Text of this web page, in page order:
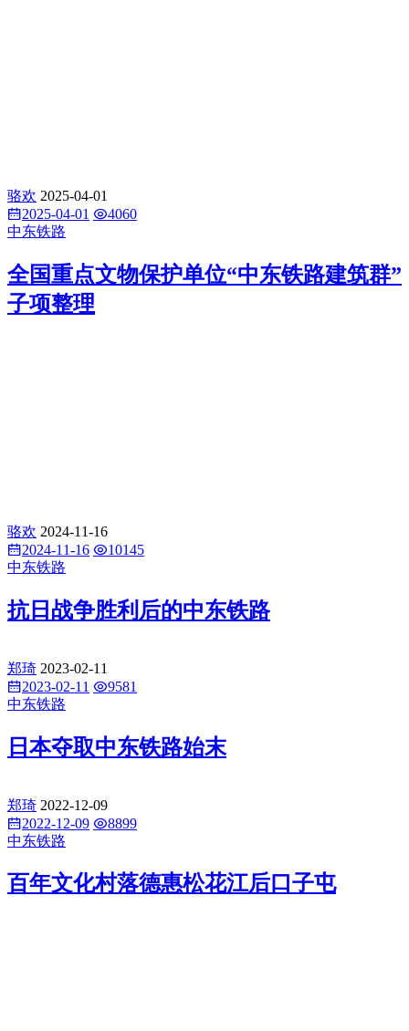
骆欢 2025-04-01
2025-04-01
4060
中东铁路
全国重点文物保护单位“中东铁路建筑群”
子项整理
骆欢 2024-11-16
2024-11-16
10145
中东铁路
抗日战争胜利后的中东铁路
郑琦 2023-02-11
2023-02-11
9581
中东铁路
日本夺取中东铁路始末
郑琦 2022-12-09
2022-12-09
8899
中东铁路
百年文化村落德惠松花江后口子屯